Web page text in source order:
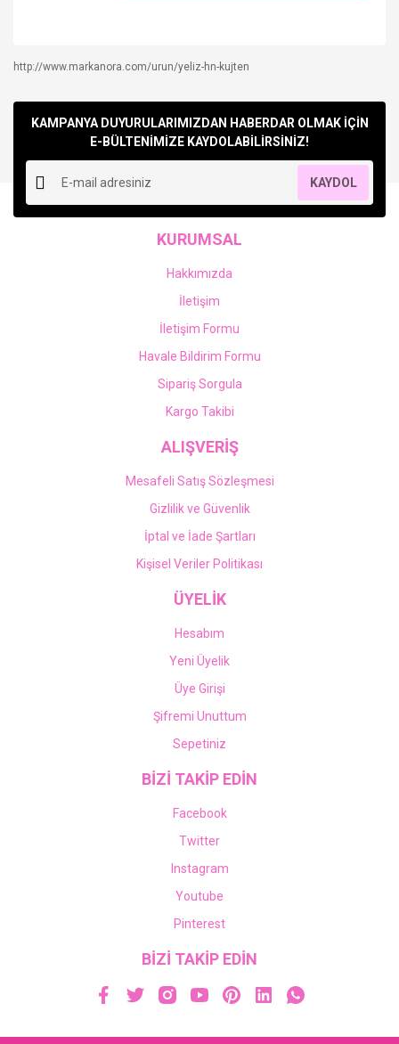
Yorum Yaz
http://www.markanora.com/urun/yeliz-hn-kujten
KAMPANYA DUYURULARIMIZDAN HABERDAR OLMAK İÇİN
E-BÜLTENİMİZE KAYDOLABİLİRSİNİZ!
KAYDOL
KURUMSAL
Hakkımızda
İletişim
İletişim Formu
Havale Bildirim Formu
Sipariş Sorgula
Kargo Takibi
ALIŞVERİŞ
Mesafeli Satış Sözleşmesi
Gizlilik ve Güvenlik
İptal ve İade Şartları
Kişisel Veriler Politikası
ÜYELİK
Hesabım
Yeni Üyelik
Üye Girişi
Şifremi Unuttum
Sepetiniz
BİZİ TAKİP EDİN
Facebook
Twitter
Instagram
Youtube
Pinterest
BİZİ TAKİP EDİN